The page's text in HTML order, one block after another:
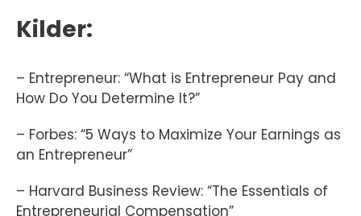
Kilder:
– Entrepreneur: “What is Entrepreneur Pay and
How Do You Determine It?”
– Forbes: “5 Ways to Maximize Your Earnings as
an Entrepreneur”
– Harvard Business Review: “The Essentials of
Entrepreneurial Compensation”